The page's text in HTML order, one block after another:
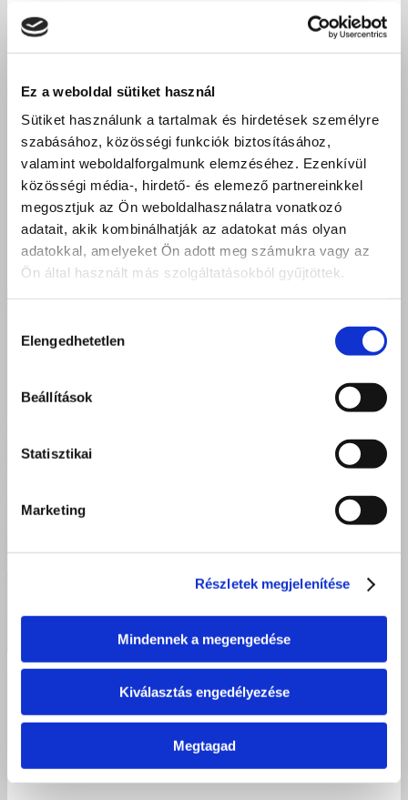
Ez a weboldal sütiket használ
Sütiket használunk a tartalmak és hirdetések személyre
szabásához, közösségi funkciók biztosításához,
valamint weboldalforgalmunk elemzéséhez. Ezenkívül
közösségi média-, hirdető- és elemező partnereinkkel
megosztjuk az Ön weboldalhasználatra vonatkozó
adatait, akik kombinálhatják az adatokat más olyan
adatokkal, amelyeket Ön adott meg számukra vagy az
Ön által használt más szolgáltatásokból gyűjtöttek.
kiválasztása
Elengedhetetlen
Beállítások
Statisztikai
Marketing
Részletek megjelenítése
Mindennek a megengedése
Kiválasztás engedélyezése
Megtagad
Élményekkel, mosolyokkal és közösségi élményekkel búcsúzott a